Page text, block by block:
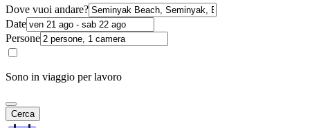
Dove vuoi andare?
Date
Persone
Sono in viaggio per lavoro
Cerca